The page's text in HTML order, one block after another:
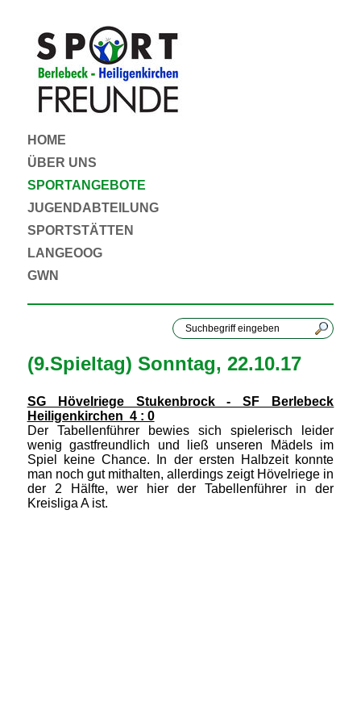
HOME
ÜBER UNS
SPORTANGEBOTE
JUGENDABTEILUNG
SPORTSTÄTTEN
LANGEOOG
GWN
(9.Spieltag) Sonntag, 22.10.17
SG Hövelriege Stukenbrock - SF Berlebeck
Heiligenkirchen 4 : 0
Der Tabellenführer bewies sich spielerisch leider
wenig gastfreundlich und ließ unseren Mädels im
Spiel keine Chance. In der ersten Halbzeit konnte
man noch gut mithalten, allerdings zeigt Hövelriege in
der 2 Hälfte, wer hier der Tabellenführer in der
Kreisliga A ist.